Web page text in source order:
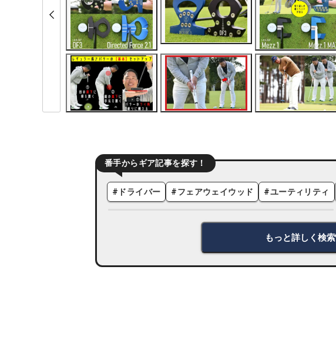
番手からギア記事を探す！
# ドライバー #フェアウェイウッド #ユーティリティ
もっと詳しく検索